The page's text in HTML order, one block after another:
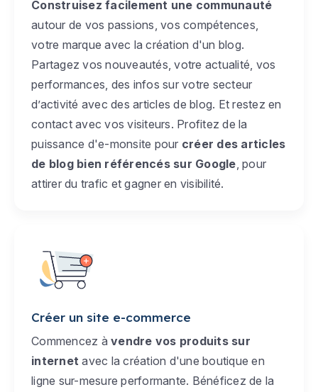
Construisez facilement une communauté
autour de vos passions, vos compétences,
votre marque avec la création d'un blog.
Partagez vos nouveautés, votre actualité, vos
performances, des infos sur votre secteur
d’activité avec des articles de blog. Et restez en
contact avec vos visiteurs. Profitez de la
puissance d'e-monsite pour créer des articles
de blog bien référencés sur Google , pour
attirer du trafic et gagner en visibilité.
Créer un site e-commerce
Commencez à vendre vos produits sur
internet avec la création d'une boutique en
ligne sur-mesure performante. Bénéficez de la